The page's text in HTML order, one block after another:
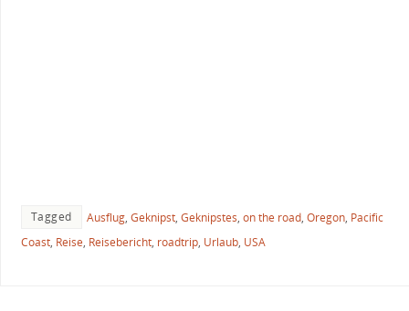
Tagged Ausflug, Geknipst, Geknipstes, on the road, Oregon, Pacific
Coast, Reise, Reisebericht, roadtrip, Urlaub, USA